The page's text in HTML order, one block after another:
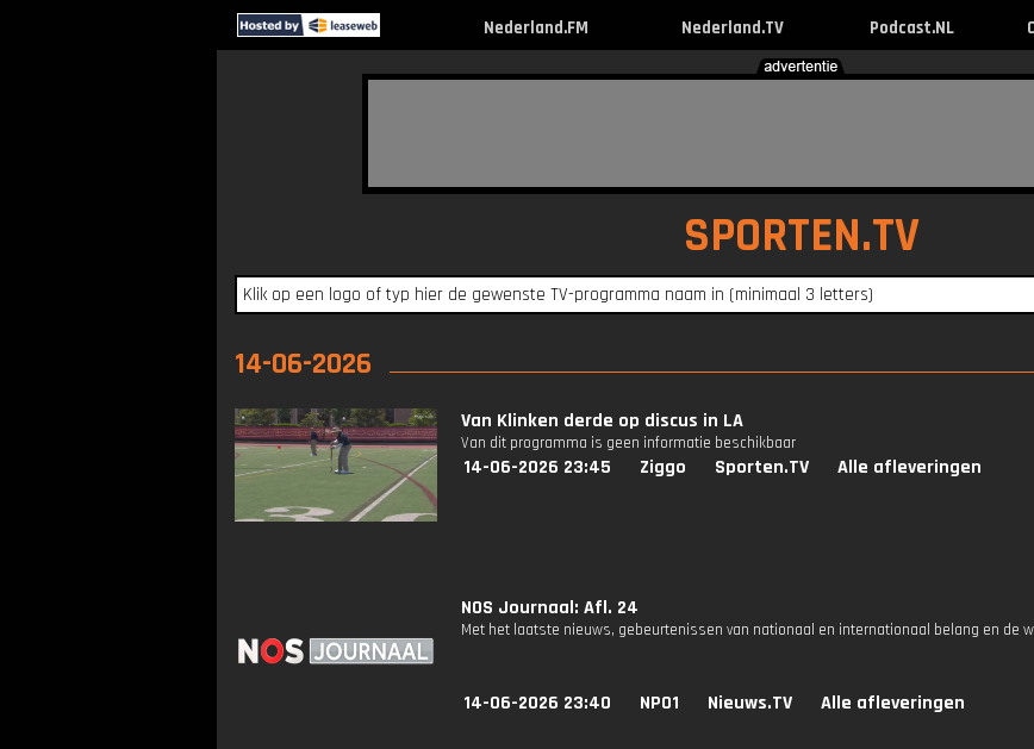
Nederland.FM Nederland.TV Podcast.NL
SPORTEN.TV
14-06-2026
Van Klinken derde op discus in LA
Van dit programma is geen informatie beschikbaar
14-06-2026 23:45 Ziggo Sporten.TV Alle afleveringen
NOS Journaal: Afl. 24
Met het laatste nieuws, gebeurtenissen van nationaal en internationaal belang en de
14-06-2026 23:40 NPO1 Nieuws.TV Alle afleveringen